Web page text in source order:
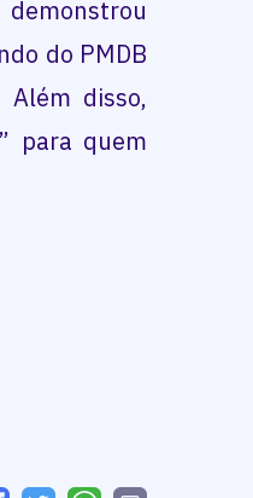
do PMDB
disso,
para quem